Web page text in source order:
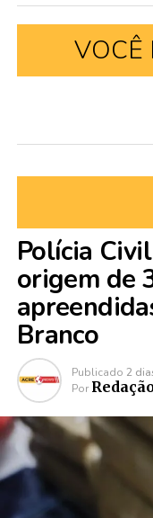
VOCÊ
Polícia
origem de
Branco
Publicado 2
Por